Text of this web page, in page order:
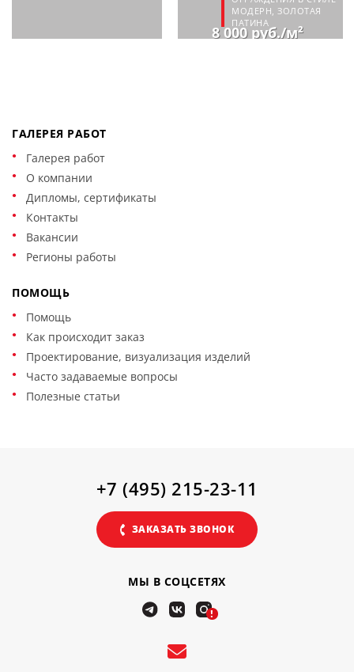
МОДЕРН, ЗОЛОТАЯ
ПАТИНА
8 000 руб./м²
ГАЛЕРЕЯ РАБОТ
Галерея работ
О компании
Дипломы, сертификаты
Контакты
Вакансии
Регионы работы
ПОМОЩЬ
Помощь
Как происходит заказ
Проектирование, визуализация изделий
Часто задаваемые вопросы
Полезные статьи
МЫ В СОЦСЕТЯХ
!
+7 (495) 215-23-11
ЗАКАЗАТЬ ЗВОНОК